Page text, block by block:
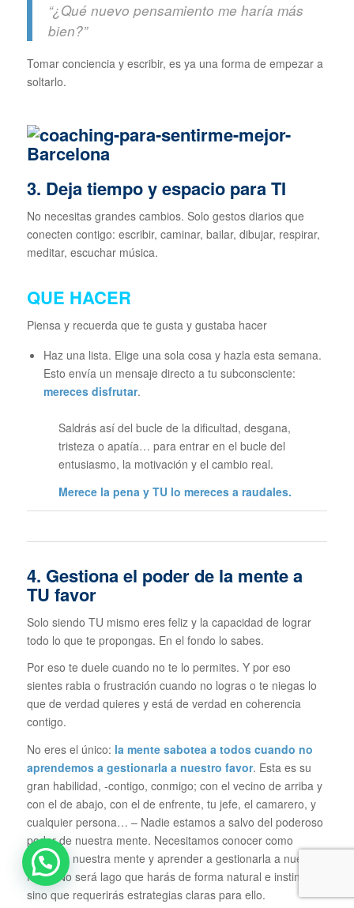
“¿Qué nuevo pensamiento me haría más
bien?”
Tomar conciencia y escribir, es ya una forma de empezar a
soltarlo.
3. Deja tiempo y espacio para TI
No necesitas grandes cambios. Solo gestos diarios que
conecten contigo: escribir, caminar, bailar, dibujar, respirar,
meditar, escuchar música.
QUE HACER
Piensa y recuerda que te gusta y gustaba hacer
Haz una lista. Elige una sola cosa y hazla esta semana.
Esto envía un mensaje directo a tu subconsciente:
mereces disfrutar.
Saldrás así del bucle de la dificultad, desgana,
tristeza o apatía… para entrar en el bucle del
entusiasmo, la motivación y el cambio real.
Merece la pena y TU lo mereces a raudales.
4. Gestiona el poder de la mente a
TU favor
Solo siendo TU mismo eres feliz y la capacidad de lograr
todo lo que te propongas. En el fondo lo sabes.
Por eso te duele cuando no te lo permites. Y por eso
sientes rabia o frustración cuando no logras o te niegas lo
que de verdad quieres y está de verdad en coherencia
contigo.
No eres el único: la mente sabotea a todos cuando no
aprendemos a gestionarla a nuestro favor. Esta es su
gran habilidad, -contigo, conmigo; con el vecino de arriba y
con el de abajo, con el de enfrente, tu jefe, el camarero, y
cualquier persona… – Nadie estamos a salvo del poderoso
poder de nuestra mente. Necesitamos conocer como
funciona nuestra mente y aprender a gestionarla a nuestro
favor. No será lago que harás de forma natural e instintiva,
sino que requerirás estrategias claras para ello.